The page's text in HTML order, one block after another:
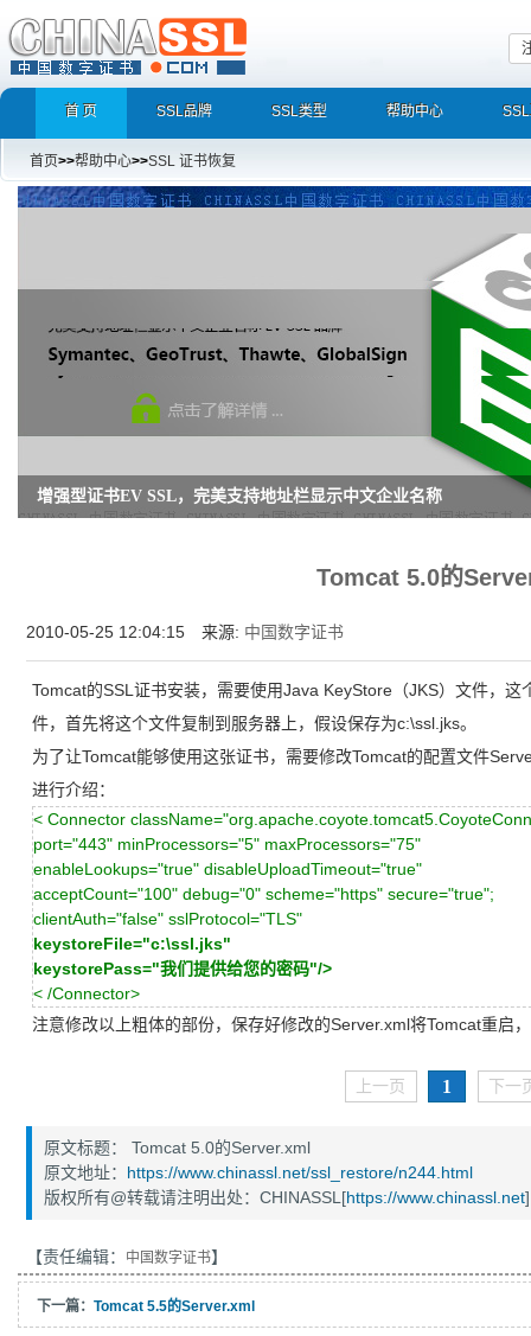
首 页 SSL品牌 SSL类型 帮助中心
首页>>帮助中心>>SSL 证书恢复
增强型证书EV SSL，完美支持地址栏显示中文企业名称
Tomcat 5.0的
2010-05-25 12:04:15 来源: 中国数字证书
Tomcat的SSL证书安装，需要使用Java KeyStore（JKS）文件，
件，首先将这个文件复制到服务器上，假设保存为c:\ssl.jks。
为了让Tomcat能够使用这张证书，需要修改Tomcat的配置文件
进行介绍：
< Connector
port="443" minProcessors="5" maxProcessors="75"
enableLookups="true" disableUploadTimeout="true"
acceptCount="100" debug="0" scheme="https" secure="true";
clientAuth="false" sslProtocol="TLS"
keystoreFile="c:\ssl.jks"
keystorePass="我们提供给您的密码"/>
< /Connector>
注意修改以上粗体的部份，保存好修改的Server.xml将Tomcat重启
上一页 1 下一
原文标题： Tomcat 5.0的Server.xml
原文地址： https://www.chinassl.net/ssl_restore/n244.html
版权所有@转载请注明出处：CHINASSL[https://www.chinassl.net]
【责任编辑： 中国数字证书】
下一篇： Tomcat 5.5的Server.xml